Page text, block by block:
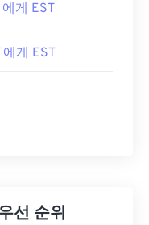
에게 EST
에게 EST
선 순위